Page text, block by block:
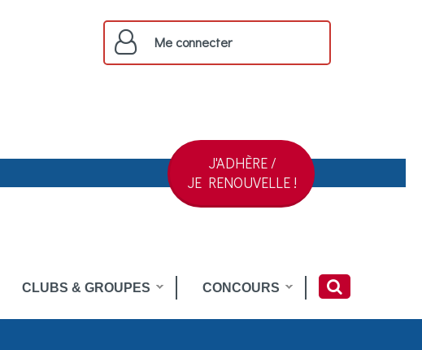
Me connecter
J'ADHÈRE /
JE RENOUVELLE !
CLUBS & GROUPES CONCOURS